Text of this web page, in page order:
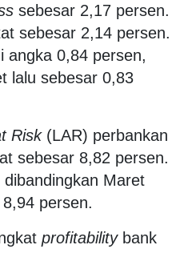
sebesar 2,17 persen.
sebesar 2,14 persen.
angka 0,84 persen,
lalu sebesar 0,83
Risk(LAR) perbankan
sebesar 8,82 persen.
Maret
persen.
profitabilitybank